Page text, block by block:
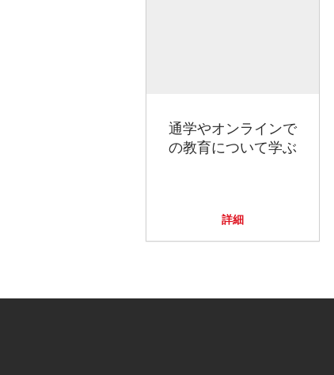
通学やオンラインで
の教育について学ぶ
詳細